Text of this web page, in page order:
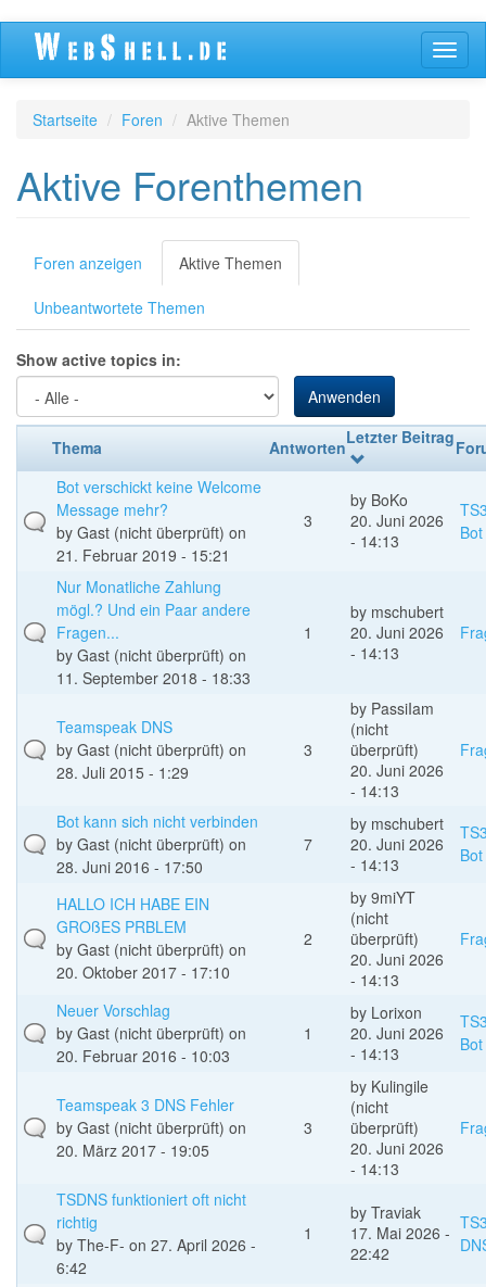
Direkt
Inhalt
Startseite Foren Aktive Themen
Aktive Forenthemen
Primäre
Reiter
Foren anzeigen Aktive Themen
Reiter)
Unbeantwortete Themen
Show active topics in:
Anwenden
Thema AntwortenLetzter Beitrag
Bot verschickt keine Welcome
Message mehr?
by Gast (nicht überprüft) on
21. Februar 2019 - 15:21
3
by BoKo
20. Juni 2026
- 14:13
Bot
Nur Monatliche Zahlung
mögl.? Und ein Paar andere
Fragen...
by Gast (nicht überprüft) on
11. September 2018 - 18:33
1
by mschubert
20. Juni 2026
- 14:13
Teamspeak DNS
by Gast (nicht überprüft) on
28. Juli 2015 - 1:29
3
by PassiIam
(nicht
überprüft)
20. Juni 2026
- 14:13
Bot kann sich nicht verbinden
by Gast (nicht überprüft) on
28. Juni 2016 - 17:50
7
by mschubert
20. Juni 2026
- 14:13
Bot
HALLO ICH HABE EIN
GROßES PRBLEM
by Gast (nicht überprüft) on
20. Oktober 2017 - 17:10
2
by 9miYT
(nicht
überprüft)
20. Juni 2026
- 14:13
Neuer Vorschlag
by Gast (nicht überprüft) on
20. Februar 2016 - 10:03
1
by Lorixon
20. Juni 2026
- 14:13
Bot
Teamspeak 3 DNS Fehler
by Gast (nicht überprüft) on
20. März 2017 - 19:05
3
by Kulingile
(nicht
überprüft)
20. Juni 2026
- 14:13
TSDNS funktioniert oft nicht
richtig
by The-F- on 27. April 2026 -
6:42
1
by Traviak
17. Mai 2026 -
22:42